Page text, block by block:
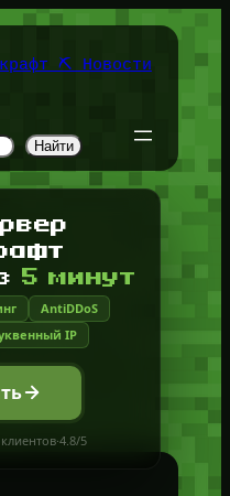
⛏️ Новости
Найти
5 минут
AntiDDoS
IP
·4.8/5